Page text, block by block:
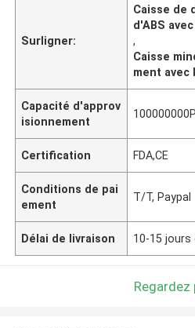
Surligner:
Caisse de
d'ABS
,
Caisse
ment avec
Capacité d'approv
isionnement
Certification FDA,CE
Conditions de pai
ement
T/T, Paypal
Délai de livraison 10-15 jours
Regardez